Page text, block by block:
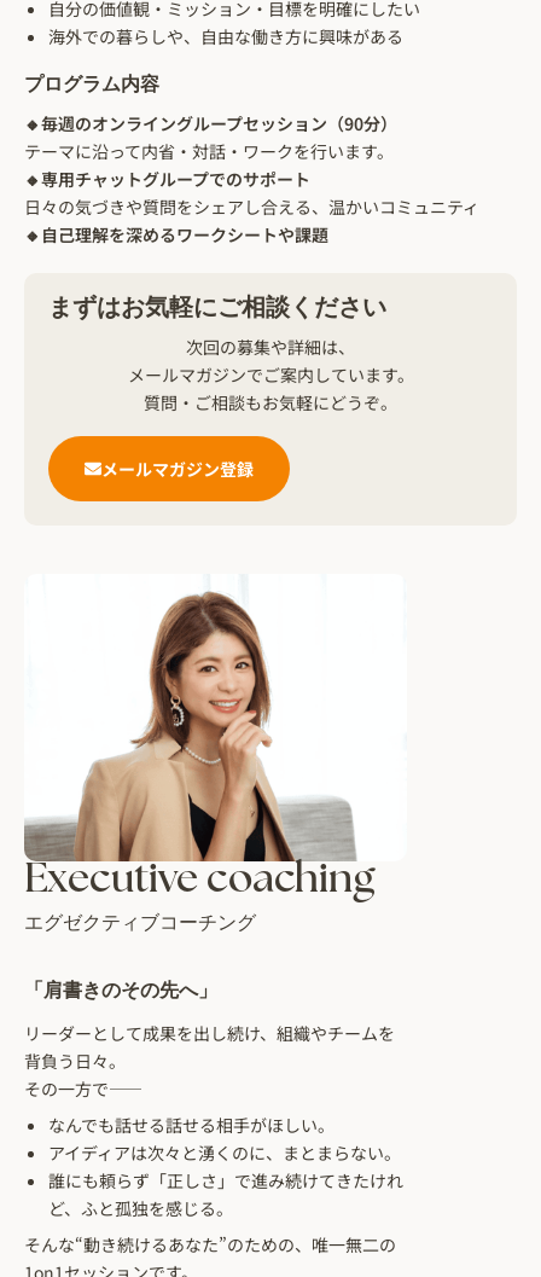
自分の価値観・ミッション・目標を明確にしたい
海外での暮らしや、自由な働き方に興味がある
プログラム内容
🔸毎週のオンライングループセッション（90分）
テーマに沿って内省・対話・ワークを行います。
🔸専用チャットグループでのサポート
日々の気づきや質問をシェアし合える、温かいコミュニティ
🔸 自己理解を深めるワークシートや課題
まずはお気軽にご相談ください
次回の募集や詳細は、
メールマガジンでご案内しています。
質問・ご相談もお気軽にどうぞ。
メールマガジン登録
Executive coaching
エグゼクティブコーチング
「肩書きのその先へ」
リーダーとして成果を出し続け、組織やチームを
背負う日々。
その一方で——
なんでも話せる話せる相手がほしい。
アイディアは次々と湧くのに、まとまらない。
誰にも頼らず「正しさ」で進み続けてきたけれ
ど、ふと孤独を感じる。
そんな“動き続けるあなた”のための、唯一無二の